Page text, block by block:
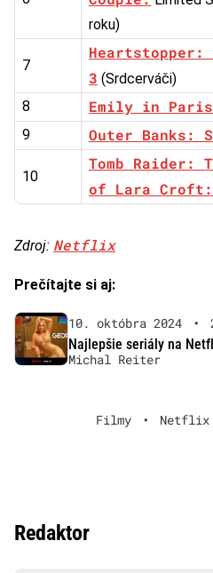
roku)
7
Heartstopper:
3 (Srdcerváči)
8 Emily in
9
Outer Banks:
10
Tomb Raider:
of Lara Croft:
Zdroj: Netflix
Prečítajte si aj:
10. októbra 2024 •
Najlepšie seriály na
Michal Reiter
Filmy • Netflix
Redaktor